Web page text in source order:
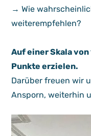
→ Wie
weiterempfehlen?
Auf einer Skala
Punkte erzielen.
Darüber freuen wir
Ansporn, weiterhin